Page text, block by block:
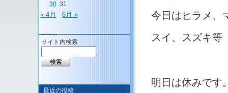
今日はヒラメ、
スイ、スズキ等
明日は休みです
30 31
« 4月 6月 »
サイト内検索
最近の投稿